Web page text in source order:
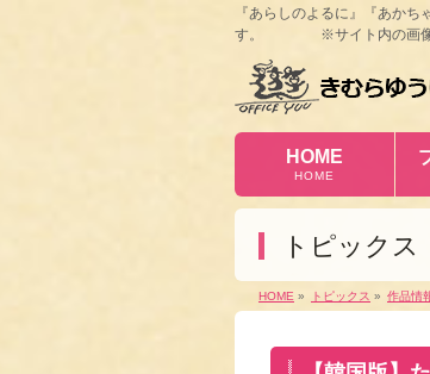
『あらしのよるに』『あか
す。 ※サイト内の画像は
HOME
HOME
トピックス
HOME » トピックス » 作品情